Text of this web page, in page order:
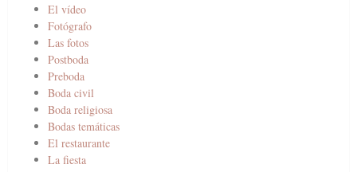
El vídeo
Fotógrafo
Las fotos
Postboda
Preboda
Boda civil
Boda religiosa
Bodas temáticas
El restaurante
La fiesta